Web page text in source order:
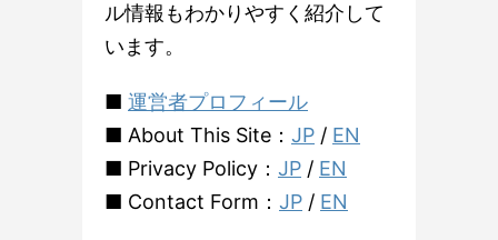
ル情報もわかりやすく紹介して
います。
■ 運営者プロフィール
■ About This Site： JP / EN
■ Privacy Policy： JP / EN
■ Contact Form： JP / EN